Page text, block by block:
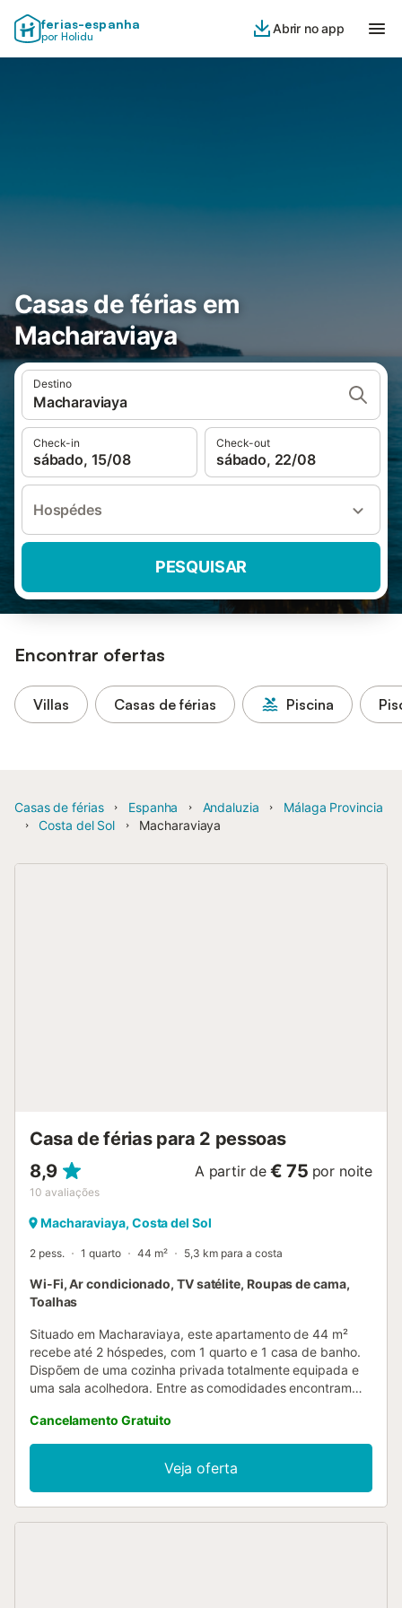
ferias-espanha
por Holidu
Abrir no app
Casas de férias em
Macharaviaya
Destino
Macharaviaya
Check-in
sábado, 15/08
Check-out
sábado, 22/08
Hospédes
PESQUISAR
Encontrar ofertas
Villas Casas de férias Piscina
Casas de férias Espanha Andaluzia
Málaga Provincia
Costa del Sol
Macharaviaya
Casa de férias para 2 pessoas
8,9
10 avaliações
A partir de € 75 por noite
Macharaviaya, Costa del Sol
2 pess. 1 quarto 44 m² 5,3 km para a costa
Wi-Fi, Ar condicionado, TV satélite, Roupas de cama,
Toalhas
Situado em Macharaviaya, este apartamento de 44 m²
recebe até 2 hóspedes, com 1 quarto e 1 casa de banho.
Dispõem de uma cozinha privada totalmente equipada e
uma sala acolhedora. Entre as comodidades encontram
vídeo a pedido, ar condicionado portátil, aquecimento com
radiador no quarto e na sala, ventoinha privada, máquina
de lavar roupa e vista para a montanha. Acedam ao vosso
terraço privado descoberto, perfeito para pequenos-
almoços ou para apreciar o pôr do sol graças à orientação
Cancelamento Gratuito
Veja oferta